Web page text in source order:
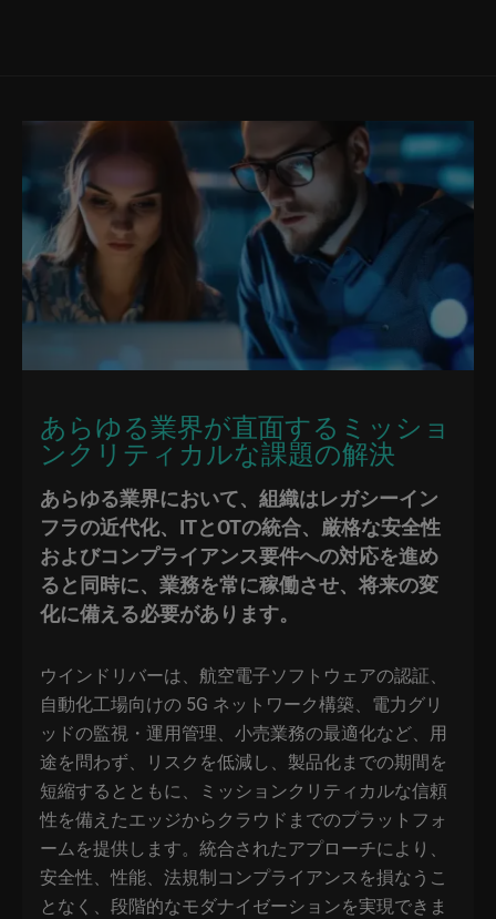
あらゆる業界が直面するミッショ
ンクリティカルな課題の解決
あらゆる業界において、組織はレガシーイン
フラの近代化、ITとOTの統合、厳格な安全性
およびコンプライアンス要件への対応を進め
ると同時に、業務を常に稼働させ、将来の変
化に備える必要があります。
ウインドリバーは、航空電子ソフトウェアの認証、
自動化工場向けの 5G ネットワーク構築、電力グリ
ッドの監視・運用管理、小売業務の最適化など、用
途を問わず、リスクを低減し、製品化までの期間を
短縮するとともに、ミッションクリティカルな信頼
性を備えたエッジからクラウドまでのプラットフォ
ームを提供します。統合されたアプローチにより、
安全性、性能、法規制コンプライアンスを損なうこ
となく、段階的なモダナイゼーションを実現できま